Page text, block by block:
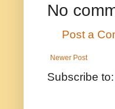
No
Post a
Newer Post
Subscribe to: